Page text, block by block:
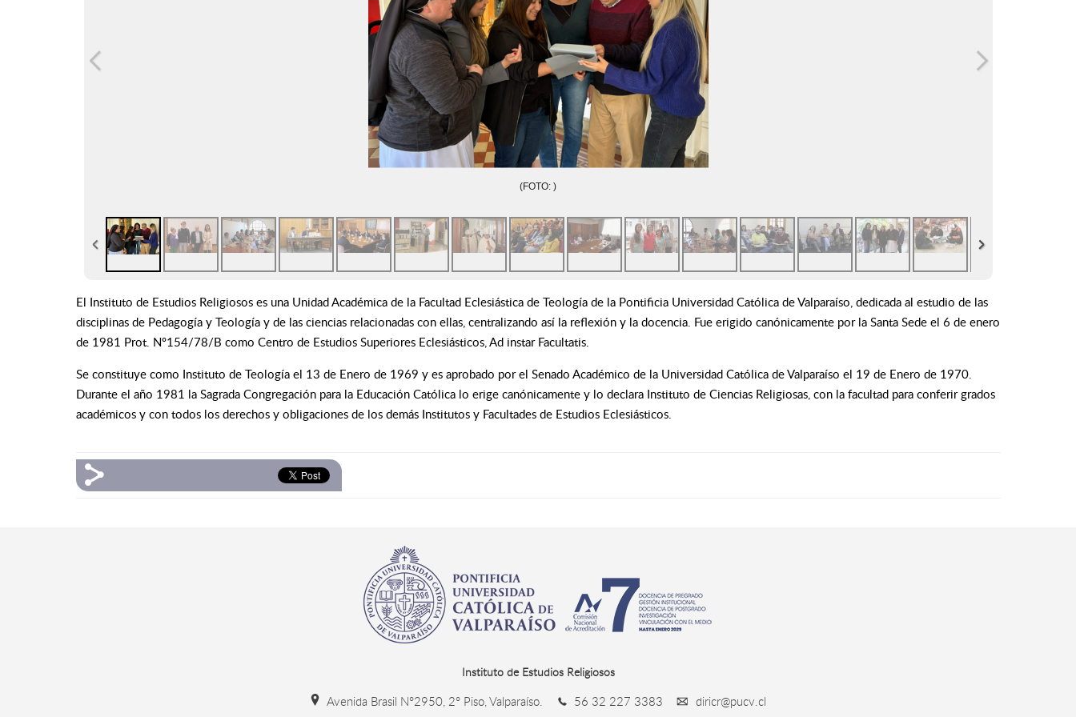
(FOTO: )
El Instituto de Estudios Religiosos es una Unidad Académica de la Facultad Eclesiástica de Teología de la Pontificia Universidad Católica de Valparaíso, dedicada al estudio de las
disciplinas de Pedagogía y Teología y de las ciencias relacionadas con ellas, centralizando así la reflexión y la docencia. Fue erigido canónicamente por la Santa Sede el 6 de enero
de 1981 Prot. Nº154/78/B como Centro de Estudios Superiores Eclesiásticos, Ad instar Facultatis.
Se constituye como Instituto de Teología el 13 de Enero de 1969 y es aprobado por el Senado Académico de la Universidad Católica de Valparaíso el 19 de Enero de 1970.
Durante el año 1981 la Sagrada Congregación para la Educación Católica lo erige canónicamente y lo declara Instituto de Ciencias Religiosas, con la facultad para conferir grados
académicos y con todos los derechos y obligaciones de los demás Institutos y Facultades de Estudios Eclesiásticos.
Instituto de Estudios Religiosos
Avenida Brasil N°2950, 2° Piso, Valparaíso. 56 32 227 3383 diricr@pucv.cl